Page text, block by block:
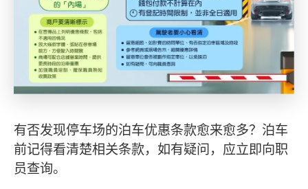
有否发现停车场的泊车优惠条款愈来愈多？泊车
前记得看清楚相关条款，如有疑问，应立即向职
员查询。